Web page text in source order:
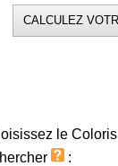
le Coloris
: